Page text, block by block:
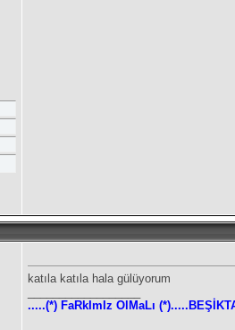
katıla katıla hala gülüyorum
.....(*) FaRkImIz OlMaLı